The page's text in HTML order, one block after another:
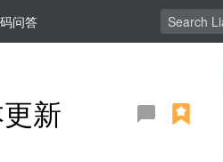
问答
新